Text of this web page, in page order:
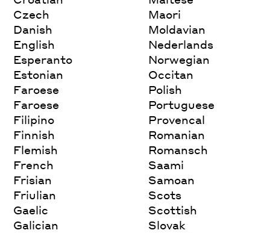
Czech
Danish
English
Esperanto
Estonian
Faroese
Faroese
Filipino
Finnish
Flemish
French
Frisian
Friulian
Gaelic
Galician
Maori
Moldavian
Nederlands
Norwegian
Occitan
Polish
Portuguese
Provencal
Romanian
Romansch
Saami
Samoan
Scots
Scottish
Slovak